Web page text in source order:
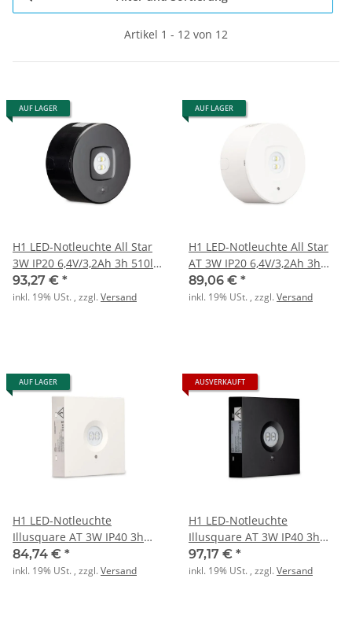
Artikel 1 - 12 von 12
AUF LAGER
H1 LED-Notleuchte All Star
3W IP20 6,4V/3,2Ah 3h 510lm
sw
93,27 € *
inkl. 19% USt. , zzgl.Versand
AUF LAGER
H1 LED-Notleuchte All Star
AT 3W IP20 6,4V/3,2Ah 3h
510lm
89,06 € *
inkl. 19% USt. , zzgl.Versand
AUF LAGER
H1 LED-Notleuchte
Illusquare AT 3W IP40 3h
510lm
84,74 € *
inkl. 19% USt. , zzgl.Versand
AUSVERKAUFT
H1 LED-Notleuchte
Illusquare AT 3W IP40 3h
510lm schwarz
97,17 € *
inkl. 19% USt. , zzgl.Versand